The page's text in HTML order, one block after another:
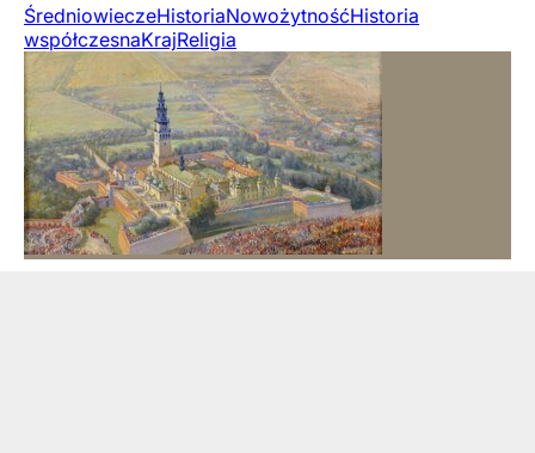
ŚredniowieczeHistoriaNowożytnośćHistoria
współczesnaKrajReligia